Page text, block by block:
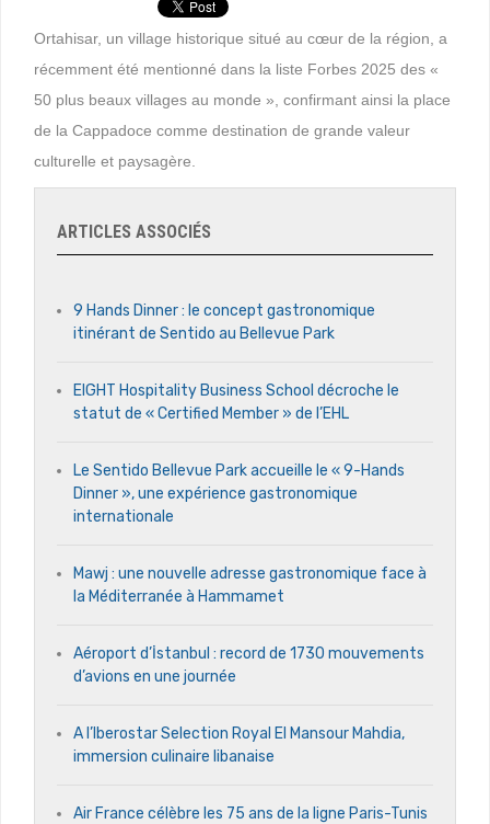
Ortahisar, un village historique situé au cœur de la région, a
récemment été mentionné dans la liste Forbes 2025 des «
50 plus beaux villages au monde », confirmant ainsi la place
de la Cappadoce comme destination de grande valeur
culturelle et paysagère.
ARTICLES ASSOCIÉS
9 Hands Dinner : le concept gastronomique
itinérant de Sentido au Bellevue Park
EIGHT Hospitality Business School décroche le
statut de « Certified Member » de l’EHL
Le Sentido Bellevue Park accueille le « 9-Hands
Dinner », une expérience gastronomique
internationale
Mawj : une nouvelle adresse gastronomique face à
la Méditerranée à Hammamet
Aéroport d’İstanbul : record de 1730 mouvements
d’avions en une journée
A l’Iberostar Selection Royal El Mansour Mahdia,
immersion culinaire libanaise
Air France célèbre les 75 ans de la ligne Paris-Tunis